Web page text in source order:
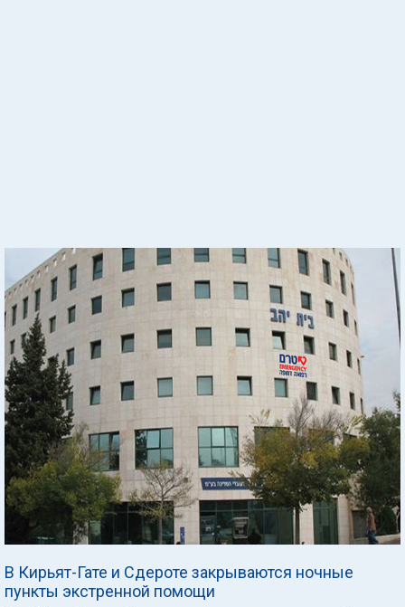
В Кирьят-Гате и Сдероте закрываются ночные
пункты экстренной помощи